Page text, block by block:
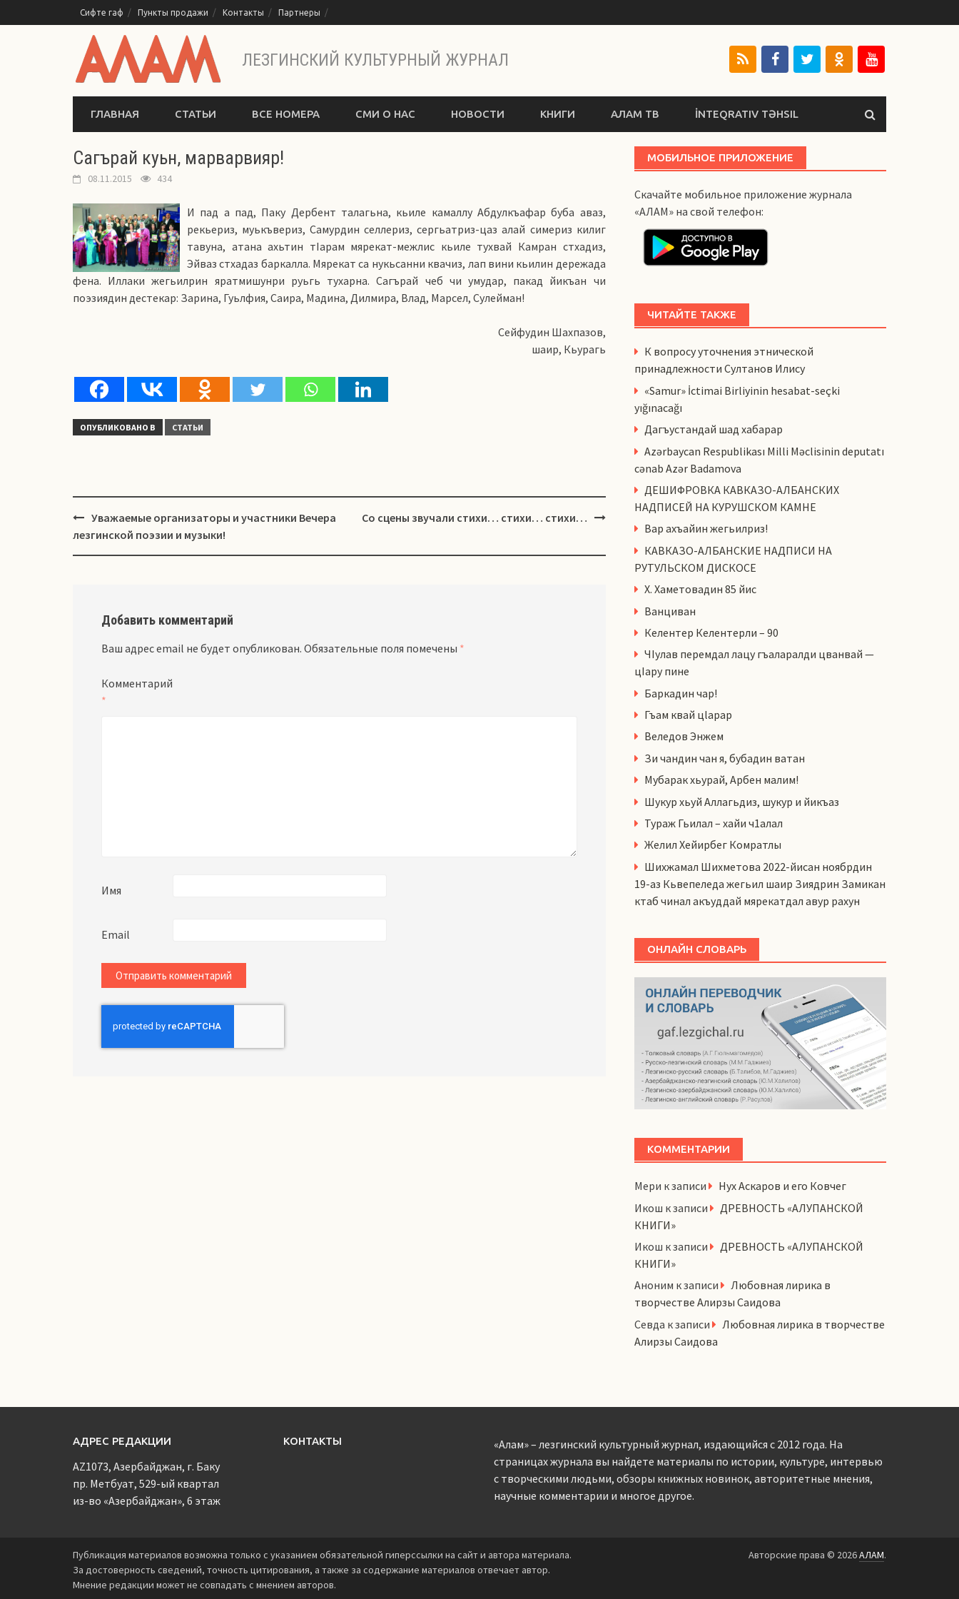
к
Сифте гаф Пункты продажи Контакты Партнеры
ЛЕЗГИНСКИЙ КУЛЬТУРНЫЙ ЖУРНАЛ
ГЛАВНАЯ СТАТЬИ ВСЕ НОМЕРА СМИ О НАС НОВОСТИ КНИГИ АЛАМ ТВ İNTEQRATIV TƏHSIL
Сагърай куьн, марварвияр!
08.11.2015 434
И пад а пад, Паку Дербент талагьна, кьиле камаллу Абдулкъафар буба аваз,
рекьериз, муькъвериз, Самурдин селлериз, сергьатриз-цаз алай симериз килиг
тавуна, атана ахьтин тIарам мярекат-межлис кьиле тухвай Камран стхадиз,
Эйваз стхадаз баркалла. Мярекат са нукьсанни квачиз, лап вини кьилин дережада
фена. Иллаки жегьилрин яратмишунри руьгь тухарна. Сагърай чеб чи умудар, пакад йикъан чи
поэзиядин дестекар: Зарина, Гуьлфия, Саира, Мадина, Дилмира, Влад, Марсел, Сулейман!
Сейфудин Шахпазов,
шаир, Кьурагь
ОПУБЛИКОВАНО В СТАТЬИ
Навигация
Уважаемые организаторы и участники Вечера
лезгинской поэзии и музыки!
Со сцены звучали стихи… стихи… стихи…
Добавить комментарий
Ваш адрес email не будет опубликован. Обязательные поля помечены *
Комментарий
*
Имя
Email
МОБИЛЬНОЕ ПРИЛОЖЕНИЕ
Скачайте мобильное приложение журнала
«АЛАМ» на свой телефон:
ЧИТАЙТЕ ТАКЖЕ
К вопросу уточнения этнической
принадлежности Султанов Илису
«Samur» İctimai Birliyinin hesabat-seçki
yığınacağı
Дагъустандай шад хабарар
Azərbaycan Respublikası Milli Məclisinin deputatı
cənab Azər Badamova
ДЕШИФРОВКА КАВКАЗО-АЛБАНСКИХ
НАДПИСЕЙ НА КУРУШСКОМ КАМНЕ
Вар ахъайин жегьилриз!
КАВКАЗО-АЛБАНСКИЕ НАДПИСИ НА
РУТУЛЬСКОМ ДИСКОСЕ
Х. Хаметовадин 85 йис
Ванциван
Келентер Келентерли – 90
ЧIулав перемдал лацу гъаларалди цванвай —
цIару пине
Баркадин чар!
Гъам квай цlарар
Веледов Энжем
Зи чандин чан я, бубадин ватан
Мубарак хьурай, Арбен малим!
Шукур хьуй Аллагьдиз, шукур и йикъаз
Тураж Гьилал – хайи ч1алал
Желил Хейирбег Комратлы
Шихжамал Шихметова 2022-йисан ноябрдин
19-аз Кьвепеледа жегьил шаир Зиядрин Замикан
ктаб чинал акъуддай мярекатдал авур рахун
ОНЛАЙН СЛОВАРЬ
КОММЕНТАРИИ
Мери к записи
Нух Аскаров и его Ковчег
Икош к записи
ДРЕВНОСТЬ «АЛУПАНСКОЙ
КНИГИ»
Икош к записи
ДРЕВНОСТЬ «АЛУПАНСКОЙ
КНИГИ»
Аноним к записи
Любовная лирика в
творчестве Алирзы Саидова
Севда к записи
Любовная лирика в творчестве
Алирзы Саидова
АДРЕС РЕДАКЦИИ
AZ1073, Азербайджан, г. Баку
пр. Метбуат, 529-ый квартал
из-во «Азербайджан», 6 этаж
КОНТАКТЫ
«Алам» – лезгинский культурный журнал, издающийся с 2012 года. На
страницах журнала вы найдете материалы по истории, культуре, интервью
с творческими людьми, обзоры книжных новинок, авторитетные мнения,
научные комментарии и многое другое.
Публикация материалов возможна только с указанием обязательной гиперссылки на сайт и автора материала.
За достоверность сведений, точность цитирования, а также за содержание материалов отвечает автор.
Мнение редакции может не совпадать с мнением авторов.
Авторские права © 2026АЛАМ.